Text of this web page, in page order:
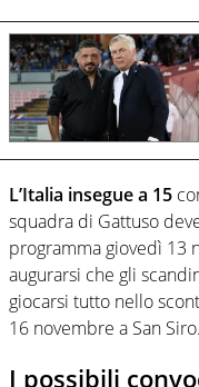
L’Italia insegue a 15
squadra di Gattuso
programma giovedì 13
augurarsi che gli
giocarsi tutto nello
16 novembre a San Siro.
I possibili